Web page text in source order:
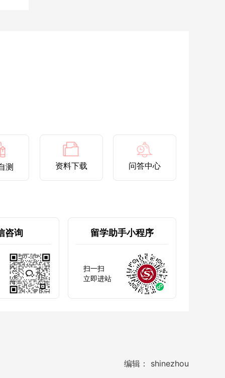
测 资料下载 问答中心
咨询 留学助手小程序
扫一扫
立即进站
编辑： shinezhou